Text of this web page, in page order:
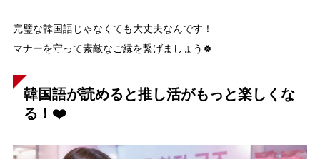
完璧な韓国語じゃなくても大丈夫なんです！
マナーを守って素敵なご縁を繋げましょう🍀
韓国語が読めると推し活がもっと楽しくな
る！❤️